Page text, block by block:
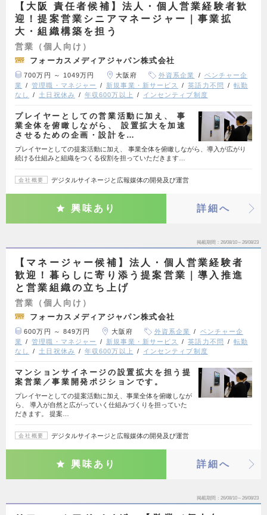
【大阪 責任者候補】法人・個人営業経験者歓
迎！提案営業シニアマネージャー｜事業拡
大・組織構築を担う
営業（個人向け）
フォーカスメディアジャパン株式会社
700万円 ～ 1049万円 大阪府 外資系企業
ベンチャー企
業
管理職・マネジャー 新規事業・新サービス 英語力不問
転勤
なし
土日祝休み 年収600万以上 インセンティブ制度
プレイヤーとしての営業活動に加え、 事
業全体を俯瞰しながら、 設置拡大を加速
させるための企画・設計を…
プレイヤーとしての提案活動に加え、 事業全体を俯瞰しながら、導入が広がり
続ける仕組みと組織をつくる役割を担っていただきます…
会社概要 デジタルサイネージと広報媒体の開発及び運営
興味あり 詳細へ
掲載期間 26/08/10～26/08/23
【マネージャー候補】法人・個人営業経験者
歓迎！暮らしに寄り添う提案営業｜導入推進
と営業組織の立ち上げ
営業（個人向け）
フォーカスメディアジャパン株式会社
600万円 ～ 849万円 大阪府 外資系企業
ベンチャー企
業
管理職・マネジャー 新規事業・新サービス 英語力不問
転勤
なし
土日祝休み 年収600万以上 インセンティブ制度
マンションサイネージの設置拡大を担う提
案営業／事業開発ポジションです。
プレイヤーとしての提案活動に加え、事業全体を俯瞰しなが
ら、 導入が自然と広がっていく仕組みづくりを担っていた
だきます。 提案…
会社概要 デジタルサイネージと広報媒体の開発及び運営
興味あり 詳細へ
掲載期間 26/08/10～26/08/23